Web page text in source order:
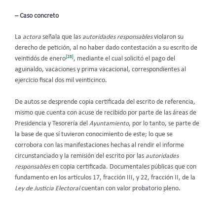
– Caso concreto
La actora señala que las autoridades responsablesviolaron su
derecho de petición, al no haber dado contestación a su escrito de
veintidós de enero[28], mediante el cual solicitó el pago del
aguinaldo, vacaciones y prima vacacional, correspondientes al
ejercicio fiscal dos mil veinticinco.
De autos se desprende copia certificada del escrito de referencia,
mismo que cuenta con acuse de recibido por parte de las áreas de
Presidencia y Tesorería del Ayuntamiento, por lo tanto, se parte de
la base de que sí tuvieron conocimiento de este; lo que se
corrobora con las manifestaciones hechas al rendir el informe
circunstanciado y la remisión del escrito por las autoridades
responsablesen copia certificada. Documentales públicas que con
fundamento en los artículos 17, fracción III, y 22, fracción II, de la
Ley de Justicia Electoralcuentan con valor probatorio pleno.